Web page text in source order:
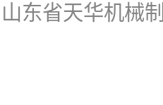
山东省天华机械